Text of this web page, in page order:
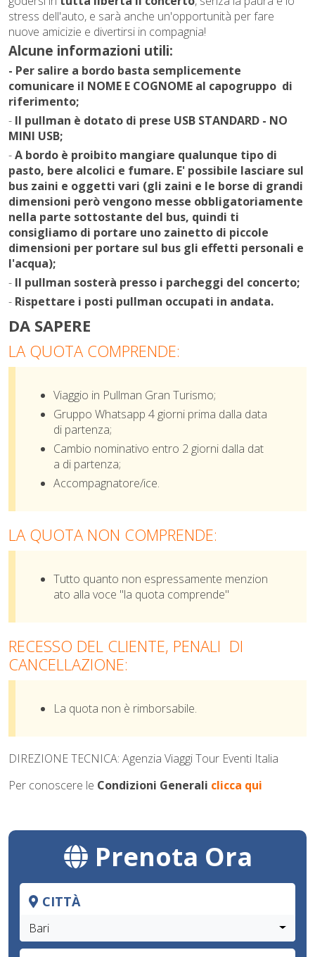
stress dell'auto, e sarà anche un'opportunità per fare
nuove amicizie e divertirsi in compagnia!
Alcune informazioni utili:
- Per salire a bordo basta semplicemente
comunicare il NOME E COGNOME al capogruppo di
riferimento;
- Il pullman è dotato di prese USB STANDARD - NO
MINI USB;
-A bordo è proibito mangiare qualunque tipo di
pasto, bere alcolici e fumare. E' possibile lasciare sul
bus zaini e oggetti vari (gli zaini e le borse di grandi
dimensioni però vengono messe obbligatoriamente
nella parte sottostante del bus, quindi ti
consigliamo di portare uno zainetto di piccole
dimensioni per portare sul bus gli effetti personali e
l'acqua);
- Il pullman sosterà presso i parcheggi del concerto;
- Rispettare i posti pullman occupati in andata.
DA SAPERE
LA QUOTA COMPRENDE:
Viaggio in Pullman Gran Turismo;
Gruppo Whatsapp 4 giorni prima dalla data
di partenza;
Cambio nominativo entro 2 giorni dalla dat
a di partenza;
Accompagnatore/ice.
LA QUOTA NON COMPRENDE:
Tutto quanto non espressamente menzion
ato alla voce "la quota comprende"
RECESSO DEL CLIENTE, PENALI DI
CANCELLAZIONE:
La quota non è rimborsabile.
DIREZIONE TECNICA: Agenzia Viaggi Tour Eventi Italia
Per conoscere le Condizioni Generali clicca qui
Prenota Ora
CITTÀ
Bari